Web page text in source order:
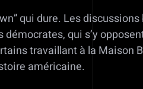
qui dure. Les
démocrates, qui s’y
travaillant à la Maison
américaine.